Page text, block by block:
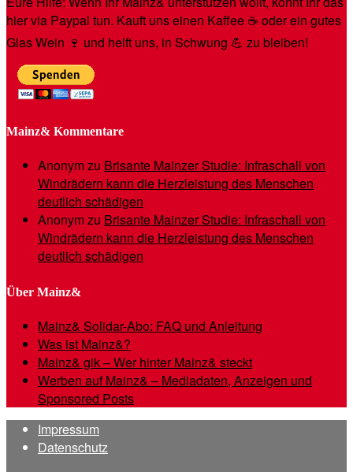
hier via Paypal tun. Kauft uns einen Kaffee ☕️ oder ein gutes
Glas Wein 🍷 und helft uns, in Schwung 💪 zu bleiben!
Mainz& Kommentare
Anonymzu Brisante Mainzer Studie: Infraschall von
Windrädern kann die Herzleistung des Menschen
deutlich schädigen
Anonymzu Brisante Mainzer Studie: Infraschall von
Windrädern kann die Herzleistung des Menschen
deutlich schädigen
Über Mainz&
Mainz& Solidar-Abo: FAQ und Anleitung
Was ist Mainz&?
Mainz& gik – Wer hinter Mainz& steckt
Werben auf Mainz& – Mediadaten, Anzeigen und
Sponsored Posts
Impressum
Datenschutz